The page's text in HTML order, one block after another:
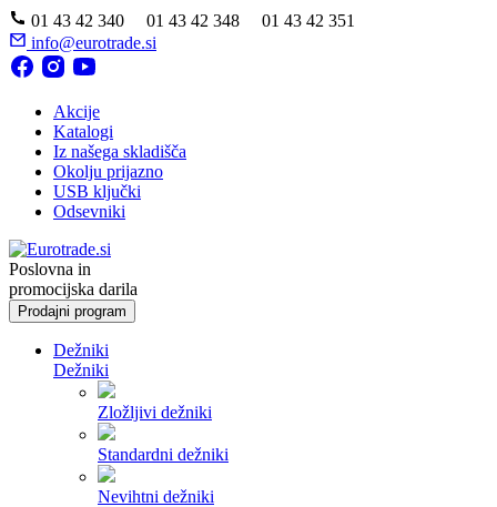
01 43 42 340 01 43 42 348 01 43 42 351
info@eurotrade.si
Akcije
Katalogi
Iz našega skladišča
Okolju prijazno
USB ključki
Odsevniki
Poslovna in
promocijska darila
Prodajni program
Dežniki
Dežniki
Zložljivi dežniki
Standardni dežniki
Nevihtni dežniki